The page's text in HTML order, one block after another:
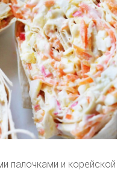
палочками и корейской